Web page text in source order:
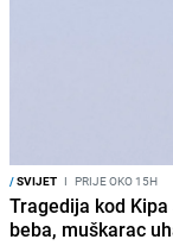
/SVIJET I PRIJE OKO 15H
Tragedija kod
beba, muškarac